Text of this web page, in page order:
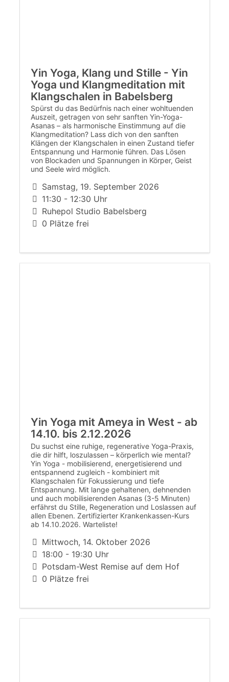
Yin Yoga, Klang und Stille - Yin
Yoga und Klangmeditation mit
Klangschalen in Babelsberg
Spürst du das Bedürfnis nach einer wohltuenden
Auszeit, getragen von sehr sanften Yin-Yoga-
Asanas – als harmonische Einstimmung auf die
Klangmeditation? Lass dich von den sanften
Klängen der Klangschalen in einen Zustand tiefer
Entspannung und Harmonie führen. Das Lösen
von Blockaden und Spannungen in Körper, Geist
und Seele wird möglich.
Samstag, 19. September 2026
11:30 - 12:30 Uhr
Ruhepol Studio Babelsberg
0 Plätze frei
Yin Yoga mit Ameya in West - ab
14.10. bis 2.12.2026
Du suchst eine ruhige, regenerative Yoga-Praxis,
die dir hilft, loszulassen – körperlich wie mental?
Yin Yoga - mobilisierend, energetisierend und
entspannend zugleich - kombiniert mit
Klangschalen für Fokussierung und tiefe
Entspannung. Mit lange gehaltenen, dehnenden
und auch mobilisierenden Asanas (3-5 Minuten)
erfährst du Stille, Regeneration und Loslassen auf
allen Ebenen. Zertifizierter Krankenkassen-Kurs
ab 14.10.2026. Warteliste!
Mittwoch, 14. Oktober 2026
18:00 - 19:30 Uhr
Potsdam-West Remise auf dem Hof
0 Plätze frei